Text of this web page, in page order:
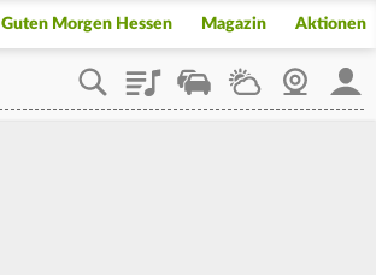
Guten Morgen Hessen Magazin Aktionen
PlaylistStaupilotWetterWebcam